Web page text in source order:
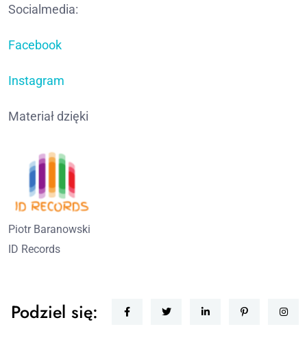
Socialmedia:
Facebook
Instagram
Materiał dzięki
Piotr Baranowski
ID Records
Podziel się: